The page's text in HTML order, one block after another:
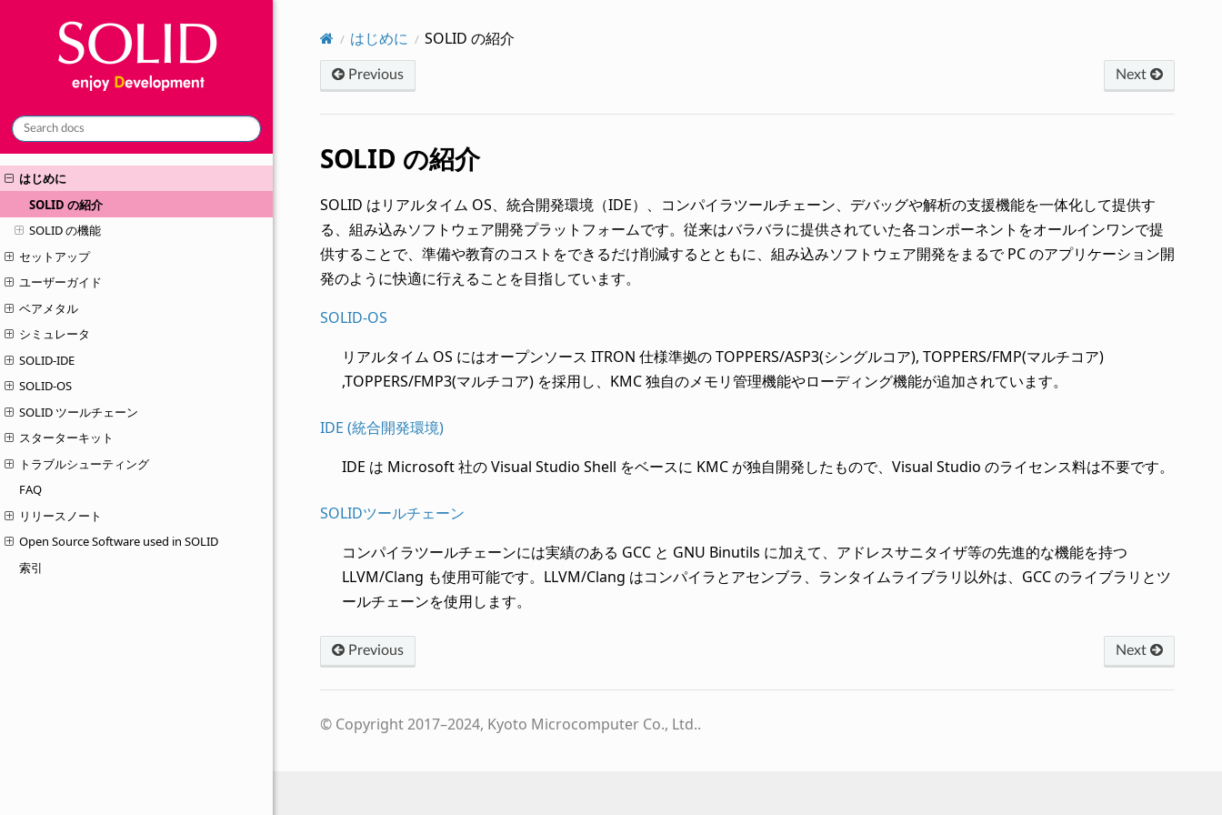
はじめに
SOLID の紹介
SOLID の機能
セットアップ
ユーザーガイド
ベアメタル
シミュレータ
SOLID-IDE
SOLID-OS
SOLID ツールチェーン
スターターキット
トラブルシューティング
FAQ
リリースノート
Open Source Software used in SOLID
索引
はじめに SOLID の紹介
Previous Next
SOLID の紹介
SOLID はリアルタイム OS、統合開発環境（IDE）、コンパイラツールチェーン、デバッグや解析の支援機能を一体化して提供す
る、組み込みソフトウェア開発プラットフォームです。従来はバラバラに提供されていた各コンポーネントをオールインワンで提
供することで、準備や教育のコストをできるだけ削減するとともに、組み込みソフトウェア開発をまるで PC のアプリケーション開
発のように快適に行えることを目指しています。
SOLID-OS
リアルタイム OS にはオープンソース ITRON 仕様準拠の TOPPERS/ASP3(シングルコア), TOPPERS/FMP(マルチコア)
,TOPPERS/FMP3(マルチコア) を採用し、KMC 独自のメモリ管理機能やローディング機能が追加されています。
IDE (統合開発環境)
IDE は Microsoft 社の Visual Studio Shell をベースに KMC が独自開発したもので、Visual Studio のライセンス料は不要です。
SOLIDツールチェーン
コンパイラツールチェーンには実績のある GCC と GNU Binutils に加えて、アドレスサニタイザ等の先進的な機能を持つ
LLVM/Clang も使用可能です。LLVM/Clang はコンパイラとアセンブラ、ランタイムライブラリ以外は、GCC のライブラリとツ
ールチェーンを使用します。
Previous Next
© Copyright 2017–2024, Kyoto Microcomputer Co., Ltd..